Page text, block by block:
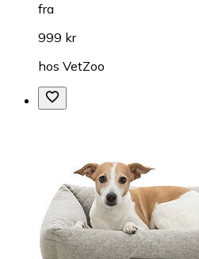
fra
999 kr
hos VetZoo